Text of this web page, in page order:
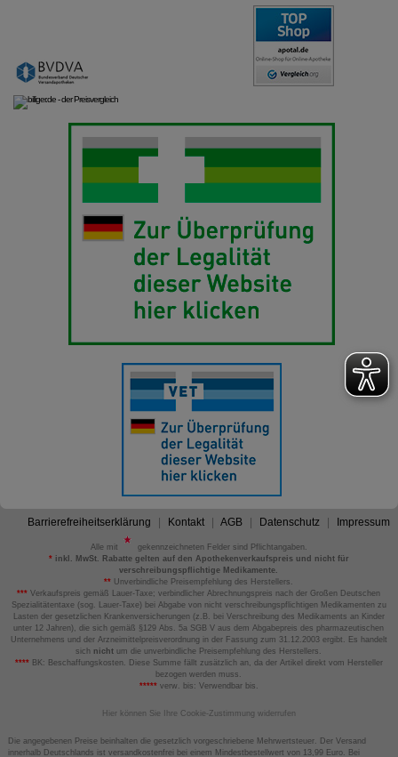
Barrierefreiheitserklärung Kontakt AGB Datenschutz Impressum
Alle mit
gekennzeichneten Felder sind Pflichtangaben.
*inkl. MwSt. Rabatte gelten auf den Apothekenverkaufspreis und nicht für
verschreibungspflichtige Medikamente.
** Unverbindliche Preisempfehlung des Herstellers.
*** Verkaufspreis gemäß Lauer-Taxe; verbindlicher Abrechnungspreis nach der Großen Deutschen
Spezialitätentaxe (sog. Lauer-Taxe) bei Abgabe von nicht verschreibungspflichtigen Medikamenten zu
Lasten der gesetzlichen Krankenversicherungen (z.B. bei Verschreibung des Medikaments an Kinder
unter 12 Jahren), die sich gemäß §129 Abs. 5a SGB V aus dem Abgabepreis des pharmazeutischen
Unternehmens und der Arzneimittelpreisverordnung in der Fassung zum 31.12.2003 ergibt. Es handelt
sich nicht um die unverbindliche Preisempfehlung des Herstellers.
****BK: Beschaffungskosten. Diese Summe fällt zusätzlich an, da der Artikel direkt vom Hersteller
bezogen werden muss.
*****verw. bis: Verwendbar bis.
Hier können Sie Ihre Cookie-Zustimmung widerrufen
Die angegebenen Preise beinhalten die gesetzlich vorgeschriebene Mehrwertsteuer. Der Versand
innerhalb Deutschlands ist versandkostenfrei bei einem Mindestbestellwert von 13,99 Euro. Bei